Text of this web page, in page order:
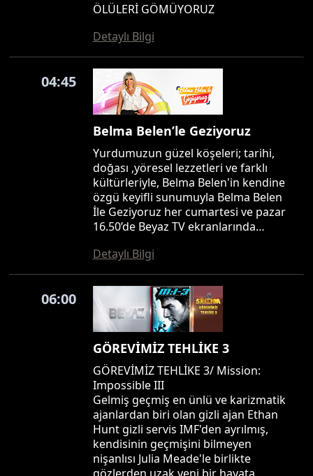
ÖLÜLERİ GÖMÜYORUZ
Detaylı Bilgi
04:45
Belma Belen’le Geziyoruz
Yurdumuzun güzel köşeleri; tarihi,
doğası ,yöresel lezzetleri ve farklı
kültürleriyle, Belma Belen'in kendine
özgü keyifli sunumuyla Belma Belen
İle Geziyoruz her cumartesi ve pazar
16.50’de Beyaz TV ekranlarında…
Detaylı Bilgi
06:00
GÖREVİMİZ TEHLİKE 3
GÖREVİMİZ TEHLİKE 3/ Mission:
Impossible III
Gelmiş geçmiş en ünlü ve karizmatik
ajanlardan biri olan gizli ajan Ethan
Hunt gizli servis IMF'den ayrılmış,
kendisinin geçmişini bilmeyen
nişanlısı Julia Meade'le birlikte